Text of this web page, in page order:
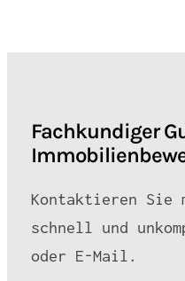
Fachkundiger
Kontaktieren Sie
schnell und
oder E-Mail.